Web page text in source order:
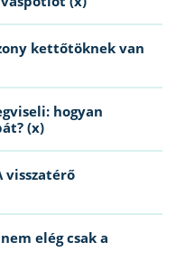
kettőtöknek van
hogyan
(x)
visszatérő
elég csak a